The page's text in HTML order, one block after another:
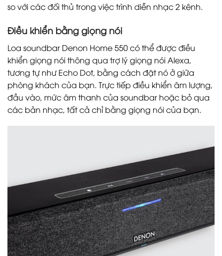
so với các đối thủ trong việc trình diễn nhạc 2 kênh.
Điều khiển bằng giọng nói
Loa soundbar Denon Home 550 có thể được điều
khiển giọng nói thông qua trợ lý giọng nói Alexa,
tương tự như Echo Dot, bằng cách đặt nó ở giữa
phòng khách của bạn. Trực tiếp điều khiển âm lượng,
đầu vào, mức âm thanh của soundbar hoặc bỏ qua
các bản nhạc, tất cả chỉ bằng giọng nói của bạn.